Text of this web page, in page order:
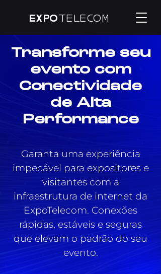
EXPOTELECOM
Transforme seu
evento com
Conectividade
de Alta
Performance
Garanta uma experiência
impecável para expositores e
visitantes com a
infraestrutura de internet da
ExpoTelecom. Conexões
rápidas, estáveis e seguras
que elevam o padrão do seu
evento.